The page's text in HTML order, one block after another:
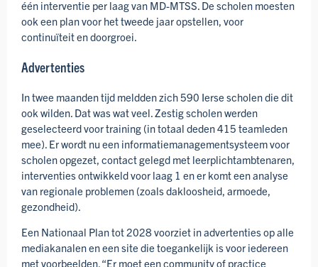
één interventie per laag van MD-MTSS. De scholen moesten
ook een plan voor het tweede jaar opstellen, voor
continuïteit en doorgroei.
Advertenties
In twee maanden tijd meldden zich 590 Ierse scholen die dit
ook wilden. Dat was wat veel. Zestig scholen werden
geselecteerd voor training (in totaal deden 415 teamleden
mee). Er wordt nu een informatie­management­systeem voor
scholen opgezet, contact gelegd met leerplicht­ambtenaren,
interventies ontwikkeld voor laag 1 en er komt een analyse
van regionale problemen (zoals dakloosheid, armoede,
gezondheid).
Een Nationaal Plan tot 2028 voorziet in advertenties op alle
media­kanalen en een site die toeganke­lijk is voor iedereen
met voorbeelden. “Er moet een community of practice